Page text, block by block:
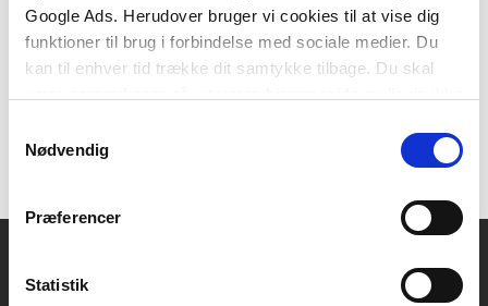
Google Ads. Herudover bruger vi cookies til at vise dig
funktioner til brug i forbindelse med sociale medier. Du
kan til enhver tid trække dit samtykke tilbage. Du skal
tilbagetrækker et samtykke.
Nødvendig
Præferencer
Statistik
87,50 KR. 257,50 KR.
Akademisk Forlag